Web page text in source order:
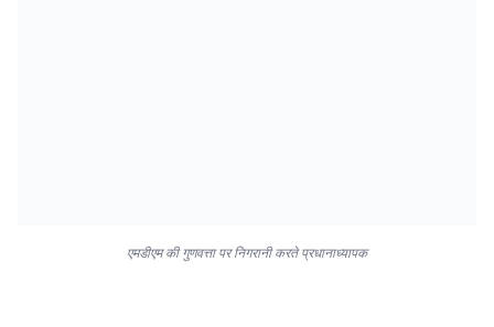
एमडीएम की गुणवत्ता पर निगरानी करते प्रधानाध्यापक